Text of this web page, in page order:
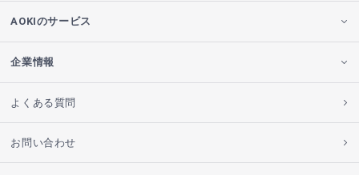
AOKIのサービス
企業情報
よくある質問
お問い合わせ